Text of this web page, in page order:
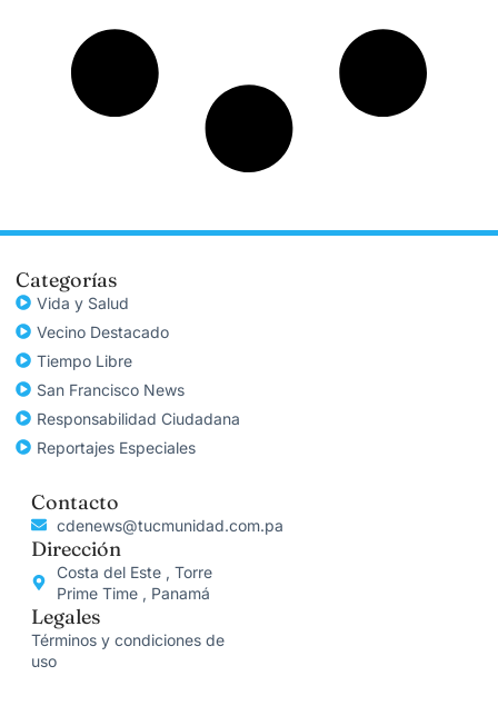
Categorías
Vida y Salud
Vecino Destacado
Tiempo Libre
San Francisco News
Responsabilidad Ciudadana
Reportajes Especiales
Contacto
cdenews@tucmunidad.com.pa
Dirección
Costa del Este , Torre
Prime Time , Panamá
Legales
Términos y condiciones de
uso